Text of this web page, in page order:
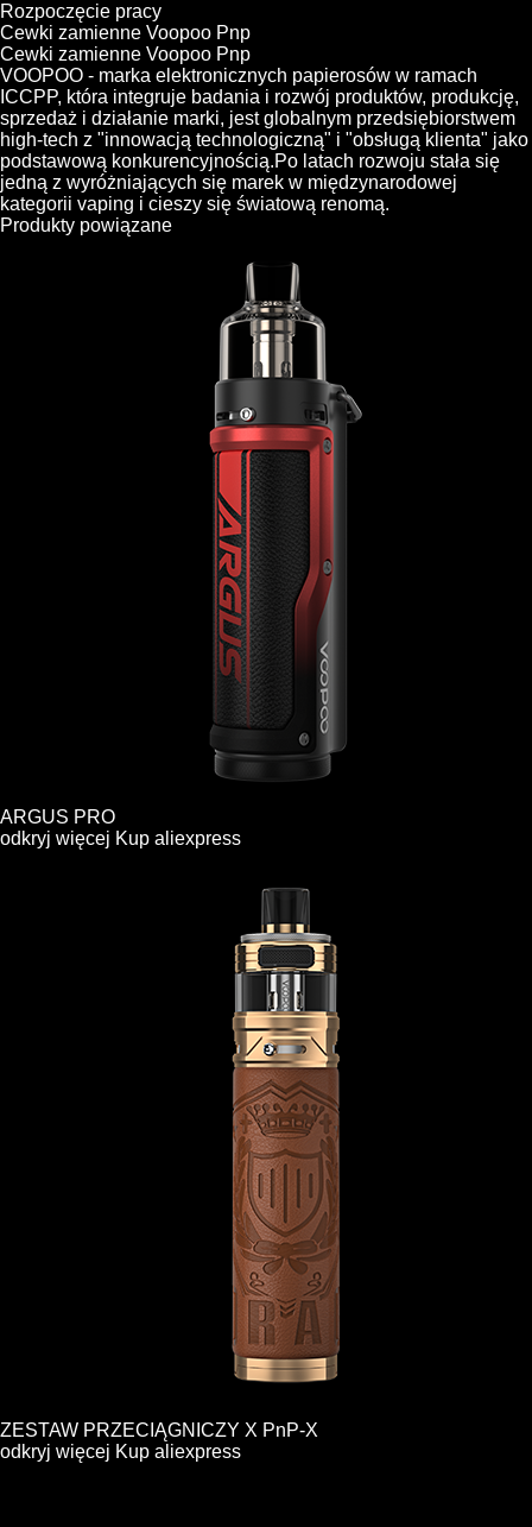
Rozpoczęcie pracy
Cewki zamienne Voopoo Pnp
Cewki zamienne Voopoo Pnp
VOOPOO - marka elektronicznych papierosów w ramach
ICCPP, która integruje badania i rozwój produktów, produkcję,
sprzedaż i działanie marki, jest globalnym przedsiębiorstwem
high-tech z "innowacją technologiczną" i "obsługą klienta" jako
podstawową konkurencyjnością.Po latach rozwoju stała się
jedną z wyróżniających się marek w międzynarodowej
kategorii vaping i cieszy się światową renomą.
Produkty powiązane
ARGUS PRO
odkryj więcej Kup aliexpress
ZESTAW PRZECIĄGNICZY X PnP-X
odkryj więcej Kup aliexpress